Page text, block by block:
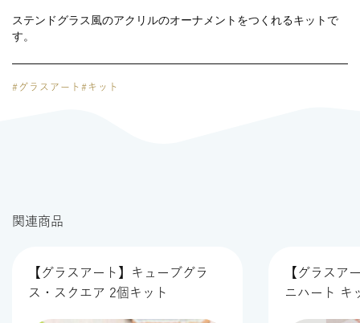
ステンドグラス風のアクリルのオーナメントをつくれるキットで
す。
#グラスアート #キット
関連商品
【グラスアート】キューブグラ
ス・スクエア 2個キット
【グラスア
ニハート キ